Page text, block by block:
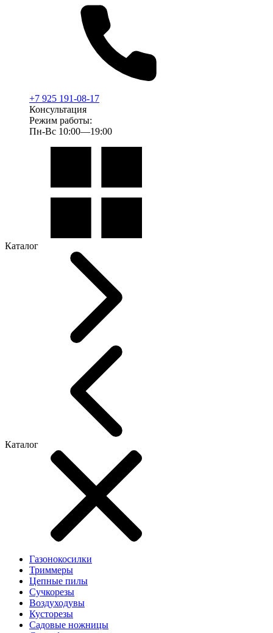
+7 925 191-08-17
Консультация
Режим работы:
Пн-Вс 10:00—19:00
Каталог
Каталог
Газонокосилки
Триммеры
Цепные пилы
Cучкорезы
Воздуходувы
Кусторезы
Садовые ножницы